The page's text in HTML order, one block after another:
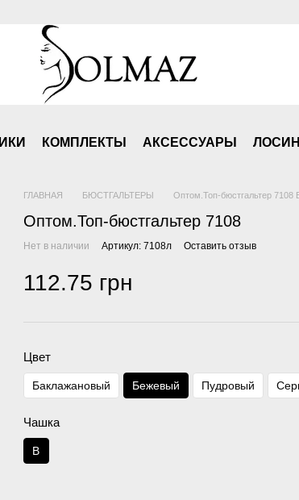
КОМПЛЕКТЫ АКСЕСCУАРЫ
ГЛАВНАЯ БЮСТГАЛЬТЕРЫ Оптом.Топ-бюстгальтер 7108
Оптом.Топ-бюстгальтер 7108
Нет в наличии Артикул: 7108л Оставить отзыв
112.75 грн
Цвет
Баклажановый Бежевый Пудровый
Чашка
B